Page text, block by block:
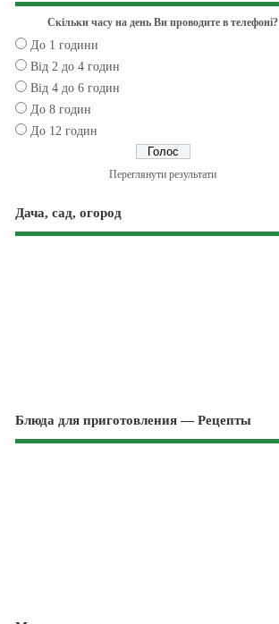
Скільки часу на день Ви проводите в телефоні?
До 1 години
Від 2 до 4 годин
Від 4 до 6 годин
До 8 годин
До 12 годин
Переглянути результати
Дача, сад, огород
Блюда для приготовления — Рецепты